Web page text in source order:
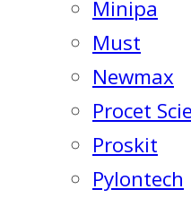
Minipa
Must
Newmax
Procet
Proskit
Pylontech